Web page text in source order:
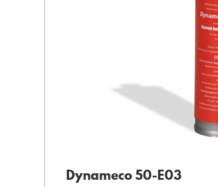
Dynameco 50-E03